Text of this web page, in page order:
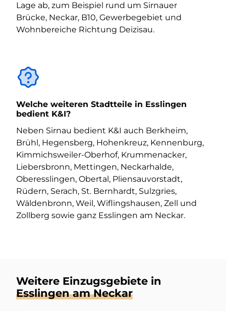
Lage ab, zum Beispiel rund um Sirnauer
Brücke, Neckar, B10, Gewerbegebiet und
Wohnbereiche Richtung Deizisau.
Welche weiteren Stadtteile in Esslingen
bedient K&I?
Neben Sirnau bedient K&I auch Berkheim,
Brühl, Hegensberg, Hohenkreuz, Kennenburg,
Kimmichsweiler-Oberhof, Krummenacker,
Liebersbronn, Mettingen, Neckarhalde,
Oberesslingen, Obertal, Pliensauvorstadt,
Rüdern, Serach, St. Bernhardt, Sulzgries,
Wäldenbronn, Weil, Wiflingshausen, Zell und
Zollberg sowie ganz Esslingen am Neckar.
Weitere Einzugsgebiete in
Esslingen am Neckar